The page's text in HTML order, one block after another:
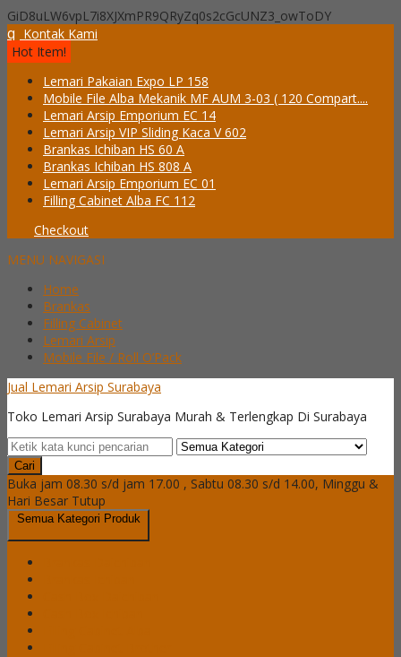
GiD8uLW6vpL7i8XJXmPR9QRyZq0s2cGcUNZ3_owToDY
q Kontak Kami
Hot Item!
Lemari Pakaian Expo LP 158
Mobile File Alba Mekanik MF AUM 3-03 ( 120 Compart....
Lemari Arsip Emporium EC 14
Lemari Arsip VIP Sliding Kaca V 602
Brankas Ichiban HS 60 A
Brankas Ichiban HS 808 A
Lemari Arsip Emporium EC 01
Filling Cabinet Alba FC 112
Checkout
MENU NAVIGASI
Home
Brankas
Filling Cabinet
Lemari Arsip
Mobile File / Roll O’Pack
Jual Lemari Arsip Surabaya
Toko Lemari Arsip Surabaya Murah & Terlengkap Di Surabaya
Cari
Buka jam 08.30 s/d jam 17.00 , Sabtu 08.30 s/d 14.00, Minggu &
Hari Besar Tutup
Semua Kategori Produk